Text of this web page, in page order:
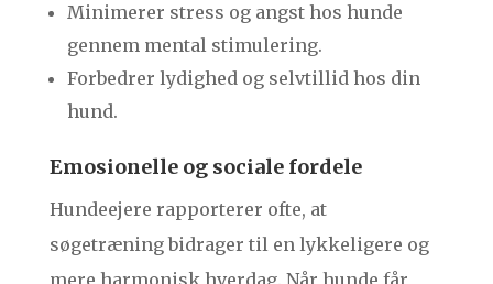
Minimerer stress og angst hos hunde
gennem mental stimulering.
Forbedrer lydighed og selvtillid hos din
hund.
Emosionelle og sociale fordele
Hundeejere rapporterer ofte, at
søgetræning bidrager til en lykkeligere og